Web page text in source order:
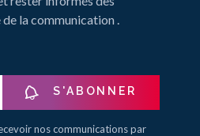
la communication .
S'ABONNER
nos communications par